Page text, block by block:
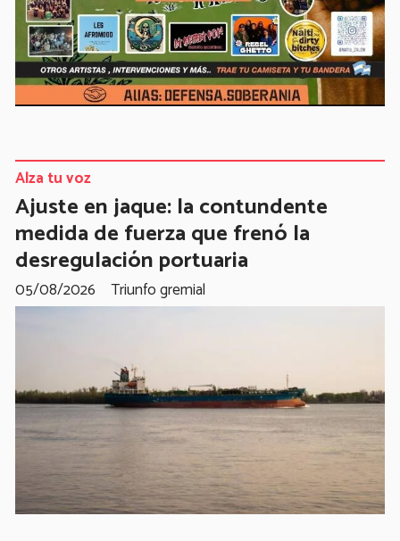
Ajuste en jaque: la contundente
medida de fuerza que frenó la
desregulación portuaria
Triunfo gremial
Alza tu voz
05/08/2026